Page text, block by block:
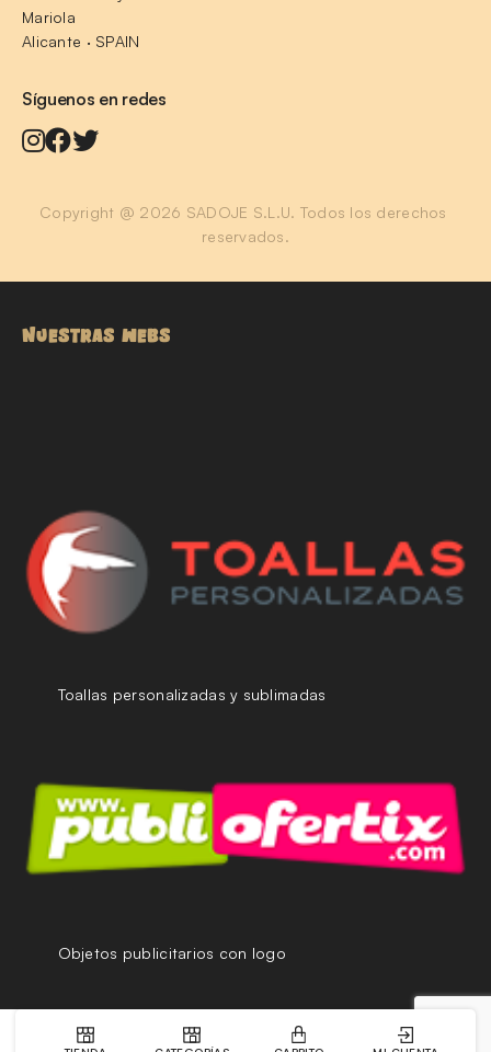
Mariola
Alicante · SPAIN
Síguenos en redes
Copyright @ 2026 SADOJE S.L.U. Todos los derechos
reservados.
NUESTRAS WEBS
Toallas personalizadas y sublimadas
Objetos publicitarios con logo